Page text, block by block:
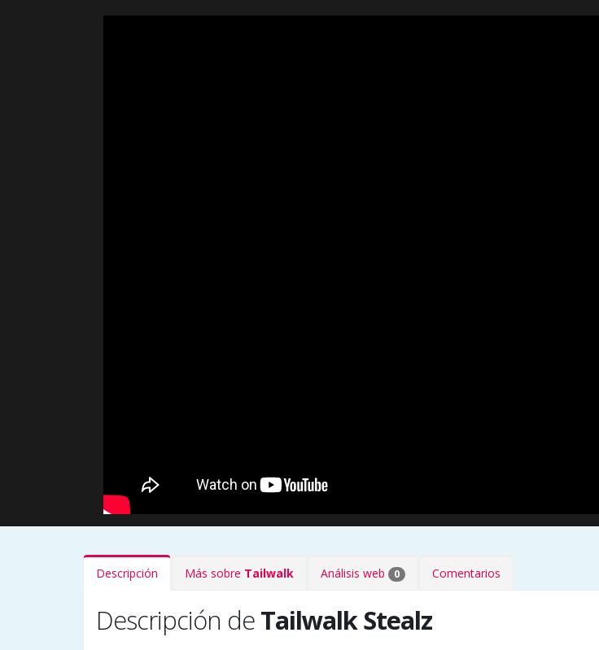
Descripción Más sobre Tailwalk Análisis web 0 Comentarios
Descripción deTailwalk Stealz